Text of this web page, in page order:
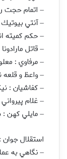
– اتمام حجت
–آنتي
– حكم كميته
– قاتل
– مرفاوي :
– واعظ و
– كفاشيان :
– غلام
– مايلي كهن :
استقلال جوان :
– نگاهي به